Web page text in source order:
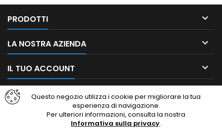
PRODOTTI 
LA NOSTRA AZIENDA 
IL TUO ACCOUNT 
CONTATTO 
Questo negozio utilizza i cookie per migliorare la tua
esperienza di navigazione.
Per ulteriori informazioni, consulta la nostra
Informativa sulla privacy.
FacebookInstagram